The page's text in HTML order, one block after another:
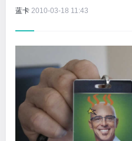
蓝卡 2010-03-18 11:43